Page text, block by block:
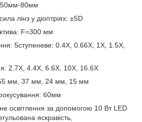
50мм-80мм
лінз у діоптріях: ±5D
F=300 мм
5ступеневе: 0.4X, 0.66X, 1X, 1.5X,
2.7X, 4.4X, 6.6X, 10X, 16.6X
мм, 37 мм, 24 мм, 15 мм
60мм
освітлення за допомогою 10 Вт LED
яскравість,